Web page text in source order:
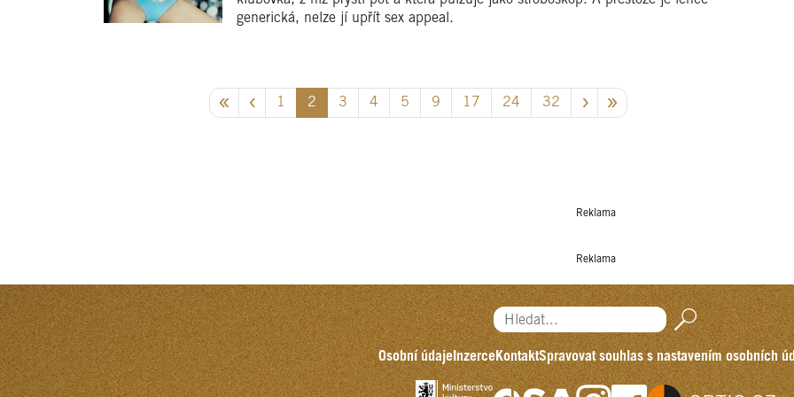
generická, nelze jí upřít sex appeal.
1 2 3 4 5 9 17 24 32
Reklama
Reklama
Hledat...
Osobní údajeInzerceKontaktSpravovat souhlas s nastavením osobních